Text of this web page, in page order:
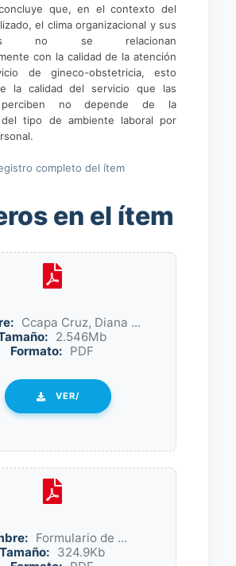
que, en el contexto del
el clima organizacional y sus
no se relacionan
con la calidad de la atención
de gineco-obstetricia, esto
la calidad del servicio que las
perciben no depende de la
del tipo de ambiente laboral por
completo del ítem
en el ítem
Ccapa Cruz, Diana ...
2.546Mb
Formato: PDF
VER/
Formulario de ...
Tamaño: 324.9Kb